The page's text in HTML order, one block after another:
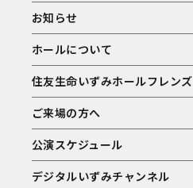
お知らせ
ホールについて
住友生命いずみホールフレンズ
ご来場の方へ
公演スケジュール
デジタルいずみチャンネル